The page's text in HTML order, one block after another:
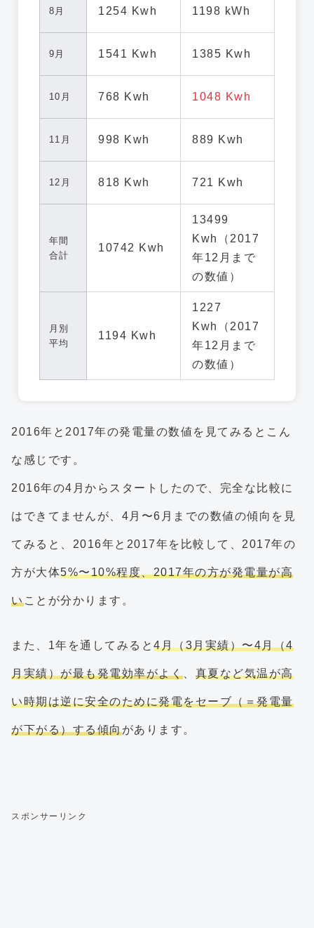
8月 1254 Kwh 1198 kWh
9月 1541 Kwh 1385 Kwh
10月 768 Kwh 1048 Kwh
11月 998 Kwh 889 Kwh
12月 818 Kwh 721 Kwh
年間
合計
10742 Kwh
13499
Kwh（2017
年12月まで
の数値）
月別
平均
1194 Kwh
1227
Kwh（2017
年12月まで
の数値）
2016年と2017年の発電量の数値を見てみるとこん
な感じです。
2016年の4月からスタートしたので、完全な比較に
はできてませんが、4月〜6月までの数値の傾向を見
てみると、2016年と2017年を比較して、2017年の
方が大体5%〜10%程度、2017年の方が発電量が高
いことが分かります。
また、1年を通してみると 4月（3月実績）〜4月（4
月実績）が最も発電効率がよく 真夏など気温が高
い時期は逆に安全のために発電をセーブ（＝発電量
が下がる）する傾向があります。
スポンサーリンク